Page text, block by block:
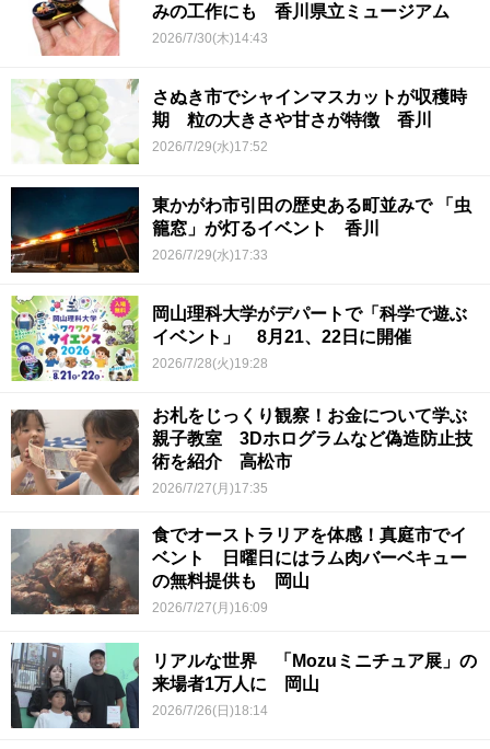
みの工作にも 香川県立ミュージアム
2026/7/30(木)14:43
さぬき市でシャインマスカットが収穫時
期 粒の大きさや甘さが特徴 香川
2026/7/29(水)17:52
東かがわ市引田の歴史ある町並みで 「虫
籠窓」が灯るイベント 香川
2026/7/29(水)17:33
岡山理科大学がデパートで「科学で遊ぶ
イベント」 8月21、22日に開催
2026/7/28(火)19:28
お札をじっくり観察！お金について学ぶ
親子教室 3Dホログラムなど偽造防止技
術を紹介 高松市
2026/7/27(月)17:35
食でオーストラリアを体感！真庭市でイ
ベント 日曜日にはラム肉バーベキュー
の無料提供も 岡山
2026/7/27(月)16:09
リアルな世界 「Mozuミニチュア展」の
来場者1万人に 岡山
2026/7/26(日)18:14